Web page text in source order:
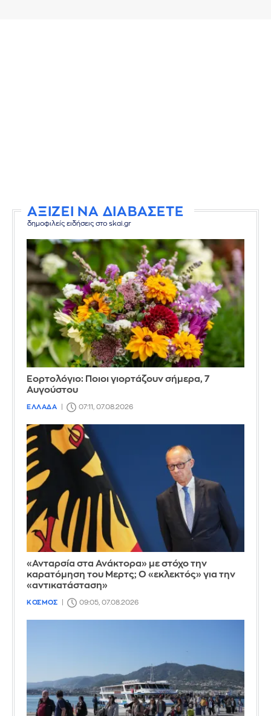
ΑΞΙΖΕΙ ΝΑ ΔΙΑΒΑΣΕΤΕ
δημοφιλείς ειδήσεις στο skai.gr
Εορτολόγιο: Ποιοι γιορτάζουν σήμερα, 7
Αυγούστου
ΕΛΛΑΔΑ 07:11, 07.08.2026
«Ανταρσία στα Ανάκτορα» με στόχο την
καρατόμηση του Μερτς; Ο «εκλεκτός» για την
«αντικατάσταση»
ΚΟΣΜΟΣ 09:05, 07.08.2026